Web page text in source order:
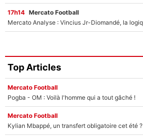
17h14 Mercato Football
Top Articles
Mercato Football
Pogba - OM : Voilà l'homme qui a tout gâché !
Mercato Football
Kylian Mbappé, un transfert obligatoire cet été ?